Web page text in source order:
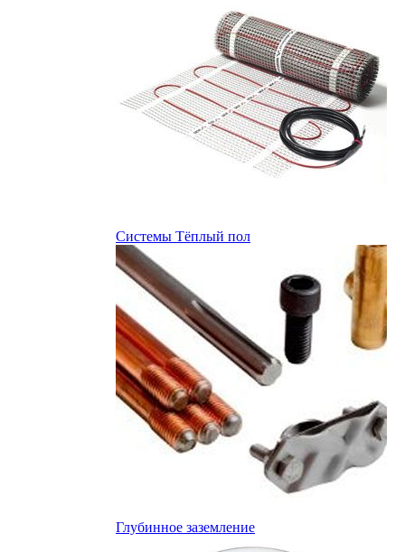
Системы Тёплый пол
Глубинное заземление